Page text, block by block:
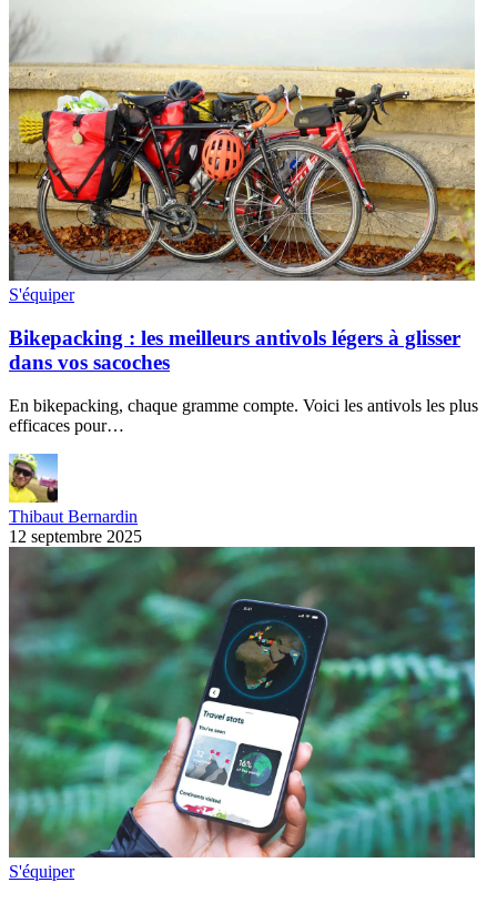
S'équiper
Bikepacking : les meilleurs antivols légers à glisser
dans vos sacoches
En bikepacking, chaque gramme compte. Voici les antivols les plus
efficaces pour…
Thibaut Bernardin
12 septembre 2025
S'équiper